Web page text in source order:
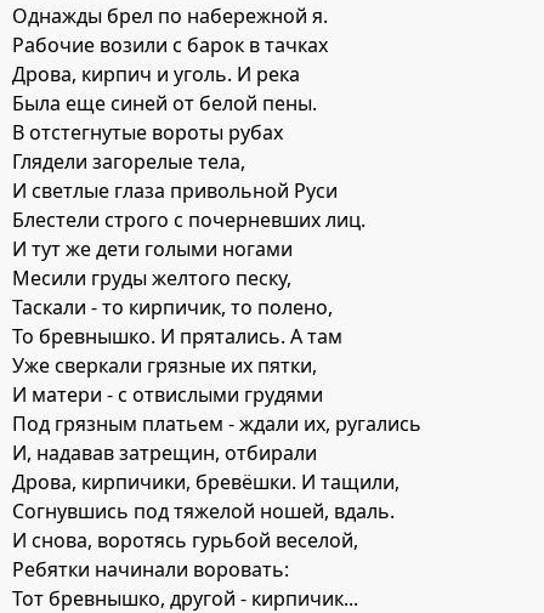
Однажды брел по набережной я.
Рабочие возили с барок в тачках
Дрова, кирпич и уголь. И река
Была еще синей от белой пены.
В отстегнутые вороты рубах
Глядели загорелые тела,
И светлые глаза привольной Руси
Блестели строго с почерневших лиц.
И тут же дети голыми ногами
Месили груды желтого песку,
Таскали - то кирпичик, то полено,
То бревнышко. И прятались. А там
Уже сверкали грязные их пятки,
И матери - с отвислыми грудями
Под грязным платьем - ждали их, ругались
И, надавав затрещин, отбирали
Дрова, кирпичики, бревёшки. И тащили,
Согнувшись под тяжелой ношей, вдаль.
И снова, воротясь гурьбой веселой,
Ребятки начинали воровать:
Тот бревнышко, другой - кирпичик...